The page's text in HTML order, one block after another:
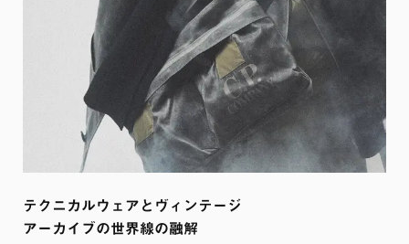
テクニカルウェアとヴィンテージ
アーカイブの世界線の融解